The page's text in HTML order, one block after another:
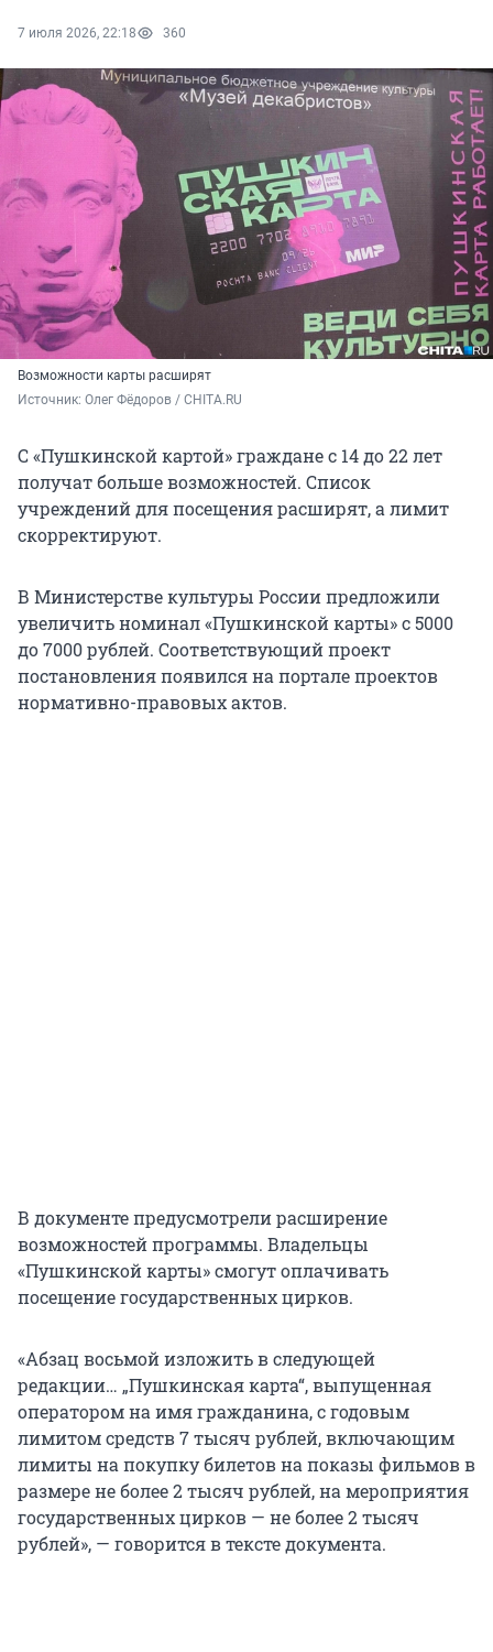
7 июля 2026, 22:18 360
Возможности карты расширят
Источник: Олег Фёдоров / CHITA.RU
С «Пушкинской картой» граждане с 14 до 22 лет
получат больше возможностей. Список
учреждений для посещения расширят, а лимит
скорректируют.
В Министерстве культуры России предложили
увеличить номинал «Пушкинской карты» с 5000
до 7000 рублей. Соответствующий проект
постановления появился на портале проектов
нормативно-правовых актов.
В документе предусмотрели расширение
возможностей программы. Владельцы
«Пушкинской карты» смогут оплачивать
посещение государственных цирков.
«Абзац восьмой изложить в следующей
редакции… „Пушкинская карта“, выпущенная
оператором на имя гражданина, с годовым
лимитом средств 7 тысяч рублей, включающим
лимиты на покупку билетов на показы фильмов в
размере не более 2 тысяч рублей, на мероприятия
государственных цирков — не более 2 тысяч
рублей», — говорится в тексте документа.